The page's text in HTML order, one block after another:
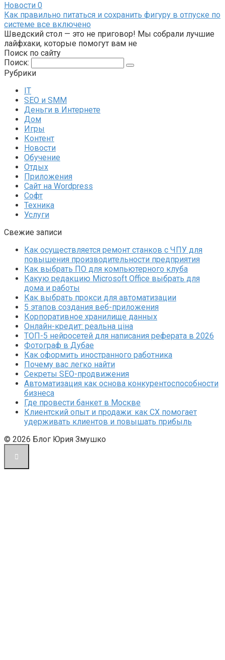
Новости 0
Как правильно питаться и сохранить фигуру в отпуске по
системе все включено
Шведский стол — это не приговор! Мы собрали лучшие
лайфхаки, которые помогут вам не
Поиск по сайту
Поиск:
Рубрики
IT
SEO и SMM
Деньги в Интернете
Дом
Игры
Контент
Новости
Обучение
Отдых
Приложения
Сайт на Wordpress
Софт
Техника
Услуги
Свежие записи
Как осуществляется ремонт станков с ЧПУ для
повышения производительности предприятия
Как выбрать ПО для компьютерного клуба
Какую редакцию Microsoft Office выбрать для
дома и работы
Как выбрать прокси для автоматизации
5 этапов создания веб-приложения
Корпоративное хранилище данных
Онлайн-кредит: реальна ціна
ТОП-5 нейросетей для написания реферата в 2026
Фотограф в Дубае
Как оформить иностранного работника
Почему вас легко найти
Секреты SEO-продвижения
Автоматизация как основа конкурентоспособности
бизнеса
Где провести банкет в Москве
Клиентский опыт и продажи: как CX помогает
удерживать клиентов и повышать прибыль
© 2026 Блог Юрия Змушко